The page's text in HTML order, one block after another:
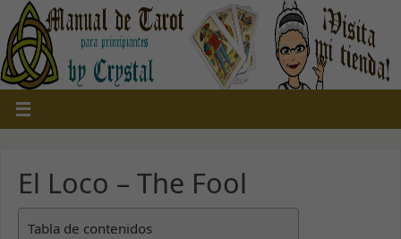
El Loco – The Fool
Tabla de contenidos